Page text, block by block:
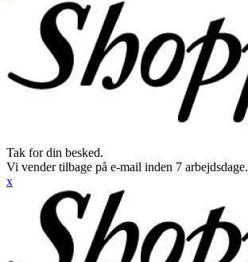
Tak for din besked.
Vi vender tilbage på e-mail inden 7 arbejdsdage.
x